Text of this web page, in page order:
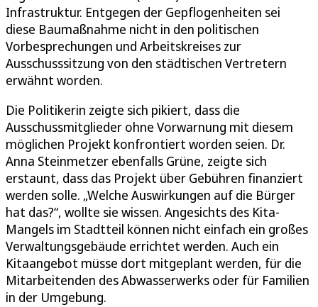
Infrastruktur. Entgegen der Gepflogenheiten sei
diese Baumaßnahme nicht in den politischen
Vorbesprechungen und Arbeitskreises zur
Ausschusssitzung von den städtischen Vertretern
erwähnt worden.
Die Politikerin zeigte sich pikiert, dass die
Ausschussmitglieder ohne Vorwarnung mit diesem
möglichen Projekt konfrontiert worden seien. Dr.
Anna Steinmetzer ebenfalls Grüne, zeigte sich
erstaunt, dass das Projekt über Gebühren finanziert
werden solle. „Welche Auswirkungen auf die Bürger
hat das?“, wollte sie wissen. Angesichts des Kita-
Mangels im Stadtteil können nicht einfach ein großes
Verwaltungsgebäude errichtet werden. Auch ein
Kitaangebot müsse dort mitgeplant werden, für die
Mitarbeitenden des Abwasserwerks oder für Familien
in der Umgebung.